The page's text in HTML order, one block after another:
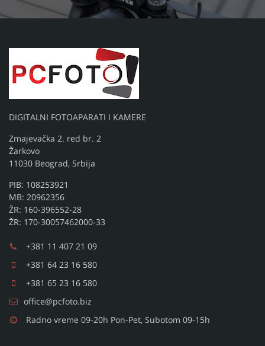
DIGITALNI FOTOAPARATI I KAMERE
Zmajevačka 2. red br. 2
Žarkovo
11030 Beograd, Srbija
PIB: 108253921
MB: 20962356
ŽR: 160-396552-28
ŽR: 170-30057462000-33
+381 11 407 21 09
+381 64 23 16 580
+381 65 23 16 580
office@pcfoto.biz
Radno vreme 09-20h Pon-Pet, Subotom 09-15h